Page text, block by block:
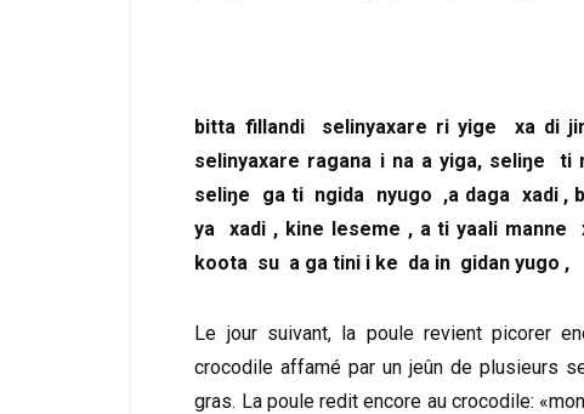
bitta fillandi selinyaxare ri yige xa di
selinyaxare ragana i na a yiga, seliŋe ti
seliŋe ga ti ngida nyugo ,a daga xadi ,
ya xadi , kine leseme , a ti yaali
koota su a ga tini i ke da in gidan yugo ,
Le jour suivant, la poule revient picorer
crocodile affamé par un jeûn de plusieurs
gras. La poule redit encore au crocodile: